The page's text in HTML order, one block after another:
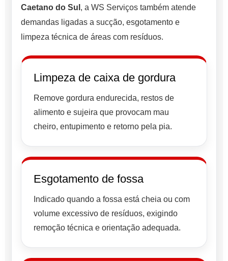
Caetano do Sul , a WS Serviços também atende
demandas ligadas a sucção, esgotamento e
limpeza técnica de áreas com resíduos.
Limpeza de caixa de gordura
Remove gordura endurecida, restos de
alimento e sujeira que provocam mau
cheiro, entupimento e retorno pela pia.
Esgotamento de fossa
Indicado quando a fossa está cheia ou com
volume excessivo de resíduos, exigindo
remoção técnica e orientação adequada.